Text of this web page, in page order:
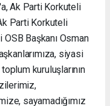
Ak Parti Korkuteli
Parti Korkuteli
Başkanı Osman
siyasi
kuruluşlarının
sayamadığımız